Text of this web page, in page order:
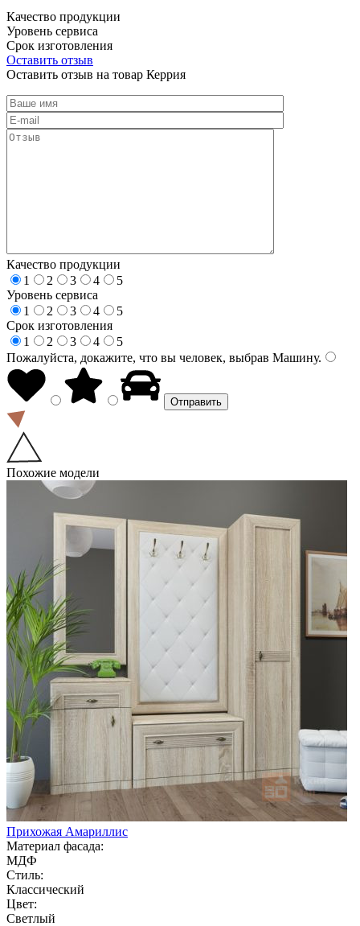
Качество продукции
Уровень сервиса
Срок изготовления
Оставить отзыв
Оставить отзыв на товар Керрия
Качество продукции
1
2 3 4
5
Уровень сервиса
1
2 3 4
5
Срок изготовления
1
2 3 4
5
Пожалуйста, докажите, что вы человек, выбрав Машину.
Похожие модели
Прихожая Амариллис
Материал фасада:
МДФ
Стиль:
Классический
Цвет:
Светлый